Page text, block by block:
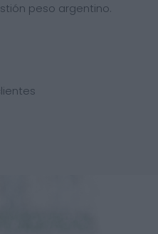
peso argentino.